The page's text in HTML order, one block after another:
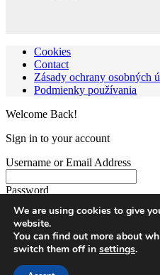
Cookies
Contact
Zásady ochrany osobných
Podmienky používania
We are using cookies to give
website.
You can find out more about
switch them off in settings.
Welcome Back!
Sign in to your account
Username or Email Address
Password
Remember me
Lost your password?